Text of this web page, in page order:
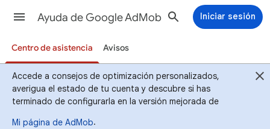
Ayuda de Google AdMob Iniciar sesión
Centro de asistencia Avisos
Accede a consejos de optimización personalizados,
averigua el estado de tu cuenta y descubre si has
terminado de configurarla en la versión mejorada de
Mi página de AdMob.